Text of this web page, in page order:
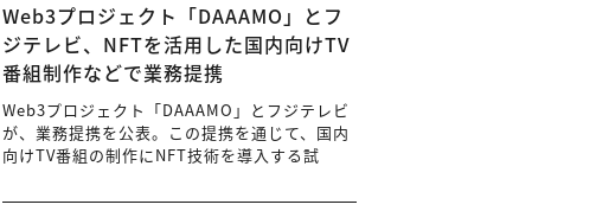
Web3プロジェクト「DAAAMO」とフ
ジテレビ、NFTを活用した国内向けTV
番組制作などで業務提携
Web3プロジェクト「DAAAMO」とフジテレビ
が、業務提携を公表。この提携を通じて、国内
向けTV番組の制作にNFT技術を導入する試